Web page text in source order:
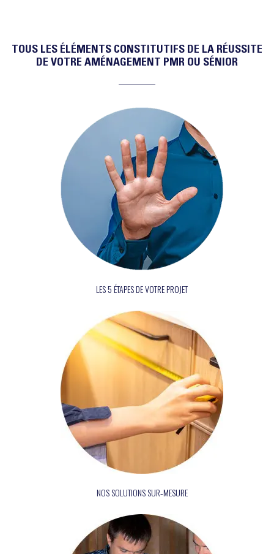
TOUS LES ÉLÉMENTS CONSTITUTIFS DE LA RÉUSSITE
DE VOTRE AMÉNAGEMENT PMR OU SÉNIOR
LES 5 ÉTAPES DE VOTRE PROJET
NOS SOLUTIONS SUR‑MESURE
Pour les séniors
Travaux pour Tous